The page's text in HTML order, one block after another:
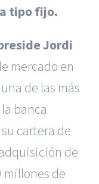
tipo fijo.
Jordi
mercado en
de las más
banca
cartera de
de
millones de